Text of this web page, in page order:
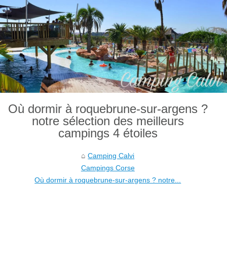
Où dormir à roquebrune-sur-argens ?
notre sélection des meilleurs
campings 4 étoiles
Camping Calvi
Campings Corse
Où dormir à roquebrune-sur-argens ? notre...